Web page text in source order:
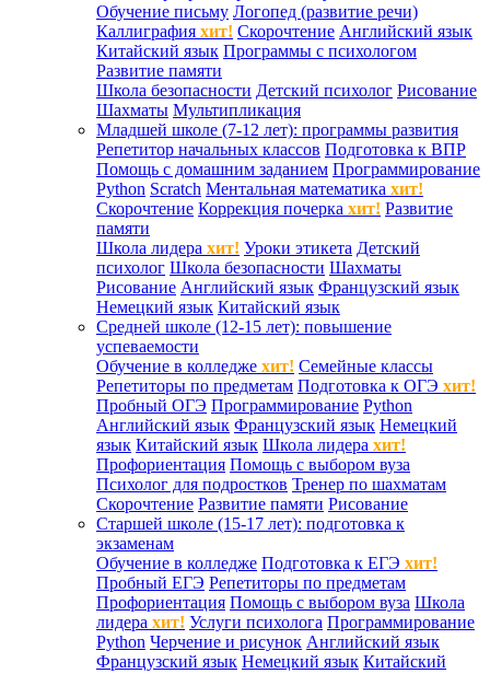
Обучение письму Логопед (развитие речи)
Каллиграфия хит! Скорочтение Английский язык
Китайский язык Программы с психологом
Развитие памяти
Школа безопасности Детский психолог Рисование
Шахматы Мультипликация
Младшей школе (7-12 лет): программы развития
Репетитор начальных классов Подготовка к ВПР
Помощь с домашним заданием Программирование
Python Scratch Ментальная математика хит!
Скорочтение Коррекция почерка хит! Развитие
памяти
Школа лидера хит! Уроки этикета Детский
психолог Школа безопасности Шахматы
Рисование Английский язык Французский язык
Немецкий язык Китайский язык
Средней школе (12-15 лет): повышение
успеваемости
Обучение в колледже хит! Семейные классы
Репетиторы по предметам Подготовка к ОГЭ хит!
Пробный ОГЭ Программирование Python
Английский язык Французский язык Немецкий
язык Китайский язык Школа лидера хит!
Профориентация Помощь с выбором вуза
Психолог для подростков Тренер по шахматам
Скорочтение Развитие памяти Рисование
Старшей школе (15-17 лет): подготовка к
экзаменам
Обучение в колледже Подготовка к ЕГЭ хит!
Пробный ЕГЭ Репетиторы по предметам
Профориентация Помощь с выбором вуза Школа
лидера хит! Услуги психолога Программирование
Python Черчение и рисунок Английский язык
Французский язык Немецкий язык Китайский